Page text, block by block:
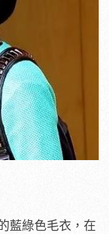
藍綠色毛衣，在